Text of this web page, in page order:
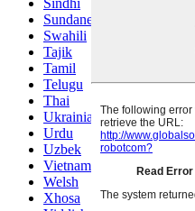
Sindhi
Sundanese
Swahili
Tajik
Tamil
Telugu
Thai
Ukrainian
Urdu
Uzbek
Vietnamese
Welsh
Xhosa